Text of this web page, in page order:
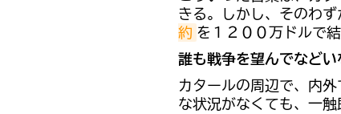
きる。しかし、そのわ
約 を１２００万ドルで
誰も戦争を望んでなどい
カタールの周辺で、内
な状況がなくても、一